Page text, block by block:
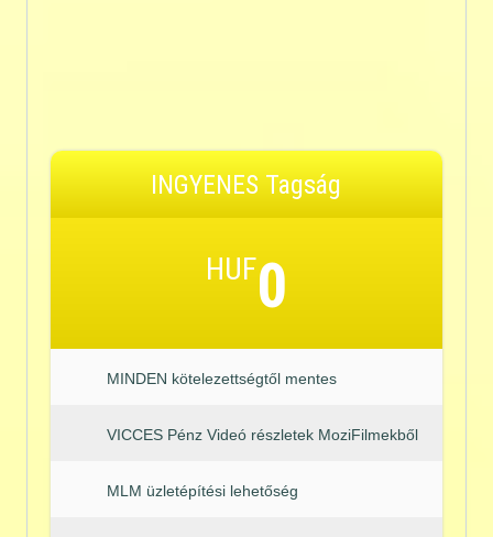
INGYENES Tagság
HUF0
MINDEN kötelezettségtől mentes
VICCES Pénz Videó részletek MoziFilmekből
MLM üzletépítési lehetőség